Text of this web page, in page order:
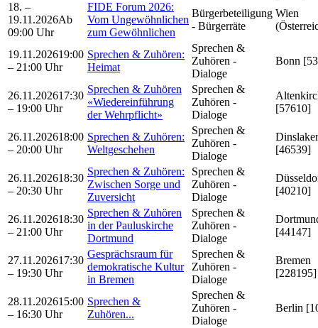
18. –
19.11.2026Ab
09:00 Uhr
FIDE Forum 2026:
Vom Ungewöhnlichen
zum Gewöhnlichen
Bürgerbeteiligung
- Bürgerräte
Wien
19.11.202619:00
– 21:00 Uhr
Sprechen & Zuhören:
Heimat
Sprechen &
Zuhören -
Dialoge
Bonn
26.11.202617:30
– 19:00 Uhr
Sprechen & Zuhören
«Wiedereinführung
der Wehrpflicht»
Sprechen &
Zuhören -
Dialoge
[57610]
26.11.202618:00
– 20:00 Uhr
Sprechen & Zuhören:
Weltgeschehen
Sprechen &
Zuhören -
Dialoge
[46539]
26.11.202618:30
– 20:30 Uhr
Sprechen & Zuhören:
Zwischen Sorge und
Zuversicht
Sprechen &
Zuhören -
Dialoge
[40210]
26.11.202618:30
– 21:00 Uhr
Sprechen & Zuhören
in der Pauluskirche
Dortmund
Sprechen &
Zuhören -
Dialoge
[44147]
27.11.202617:30
– 19:30 Uhr
Gesprächsraum für
demokratische Kultur
in Bremen
Sprechen &
Zuhören -
Dialoge
Bremen
[228195]
28.11.202615:00
– 16:30 Uhr
Sprechen &
Zuhören...
Sprechen &
Zuhören -
Dialoge
Berlin